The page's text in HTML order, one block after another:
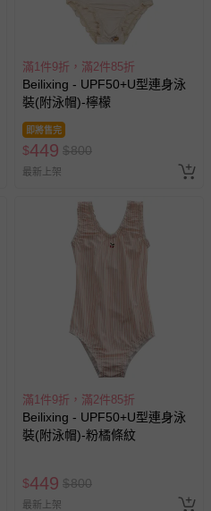
滿1件9折，滿2件85折
Beilixing - UPF50+U型連身泳
裝(附泳帽)-檸檬
即將售完
$449 $800
最新上架
滿1件9折，滿2件85折
Beilixing - UPF50+U型連身泳
裝(附泳帽)-粉橘條紋
$449 $800
最新上架